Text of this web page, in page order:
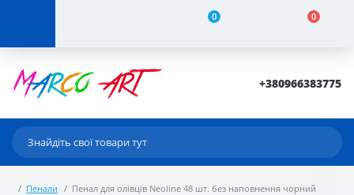
0 0
+380966383775
Пенали Пенал для олівців Neoline 48 шт. без наповнення чорний